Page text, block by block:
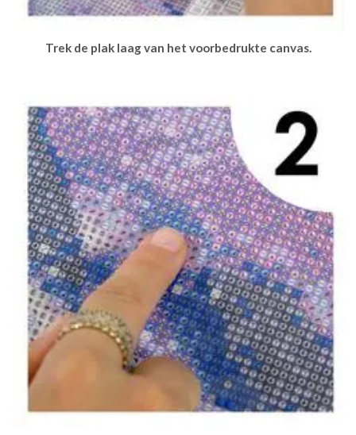
Trek de plak laag van het voorbedrukte canvas.